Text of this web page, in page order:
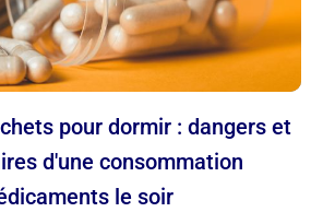
d'une consommation
le soir